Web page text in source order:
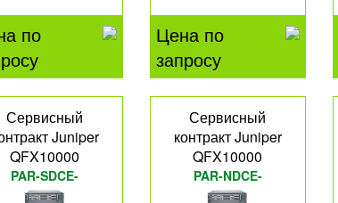
по
Цена по
запросу
Сервисный
Juniper
QFX10000
PAR-SDCE-
QFX10K30M
Сервисный
контракт Juniper
QFX10000
PAR-NDCE-
QFX0236QT